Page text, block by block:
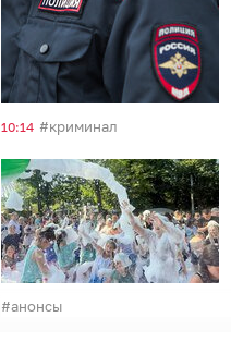
10:14 криминал
анонсы